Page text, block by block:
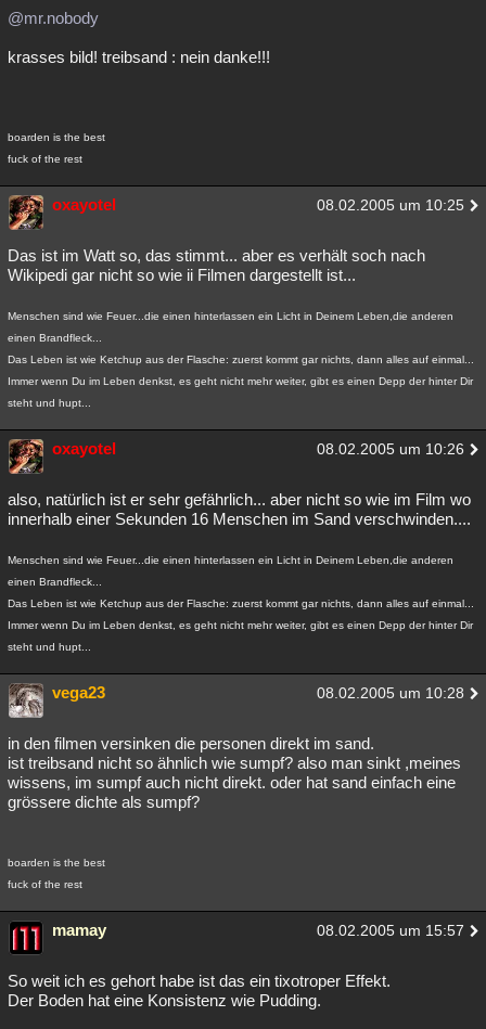
@mr.nobody
krasses bild! treibsand : nein danke!!!
boarden is the best
fuck of the rest
oxayotel 08.02.2005 um 10:25
Das ist im Watt so, das stimmt... aber es verhält soch nach
Wikipedi gar nicht so wie ii Filmen dargestellt ist...
Menschen sind wie Feuer...die einen hinterlassen ein Licht in Deinem Leben,die anderen
einen Brandfleck...
Das Leben ist wie Ketchup aus der Flasche: zuerst kommt gar nichts, dann alles auf einmal...
Immer wenn Du im Leben denkst, es geht nicht mehr weiter, gibt es einen Depp der hinter Dir
steht und hupt...
oxayotel 08.02.2005 um 10:26
also, natürlich ist er sehr gefährlich... aber nicht so wie im Film wo
innerhalb einer Sekunden 16 Menschen im Sand verschwinden....
Menschen sind wie Feuer...die einen hinterlassen ein Licht in Deinem Leben,die anderen
einen Brandfleck...
Das Leben ist wie Ketchup aus der Flasche: zuerst kommt gar nichts, dann alles auf einmal...
Immer wenn Du im Leben denkst, es geht nicht mehr weiter, gibt es einen Depp der hinter Dir
steht und hupt...
vega23 08.02.2005 um 10:28
in den filmen versinken die personen direkt im sand.
ist treibsand nicht so ähnlich wie sumpf? also man sinkt ,meines
wissens, im sumpf auch nicht direkt. oder hat sand einfach eine
grössere dichte als sumpf?
boarden is the best
fuck of the rest
mamay 08.02.2005 um 15:57
So weit ich es gehort habe ist das ein tixotroper Effekt.
Der Boden hat eine Konsistenz wie Pudding.